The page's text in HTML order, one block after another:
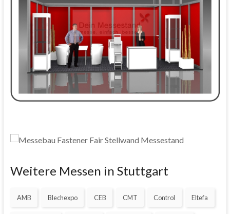
Weitere Messen in Stuttgart
AMB Blechexpo CEB CMT Control Eltefa